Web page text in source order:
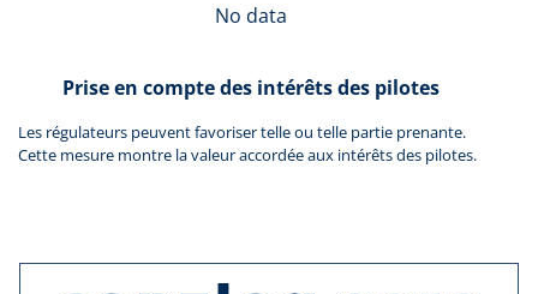
No data
Prise en compte des intérêts des pilotes
Les régulateurs peuvent favoriser telle ou telle partie prenante.
Cette mesure montre la valeur accordée aux intérêts des pilotes.